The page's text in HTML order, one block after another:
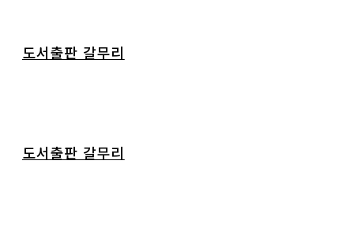
도서출판 갈무리
도서출판 갈무리